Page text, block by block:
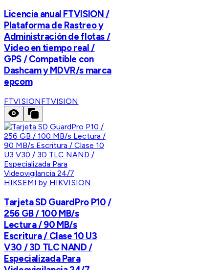
Licencia anual FTVISION /
Plataforma de Rastreo y
Administración de flotas /
Video en tiempo real /
GPS / Compatible con
Dashcam y MDVR/s marca
epcom
FTVISIONFTVISION
HIKSEMI by HIKVISION
Tarjeta SD GuardPro P10 /
256 GB / 100 MB/s
Lectura / 90 MB/s
Escritura / Clase 10 U3
V30 / 3D TLC NAND /
Especializada Para